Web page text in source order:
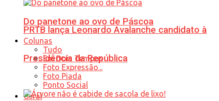
PRTB lança Leonardo Avalanche candidato à
Presidência da República
Geral
Do panetone ao ovo de Páscoa
Colunas
Tudo
Em Dois Tempos
Foto Expressão...
Foto Piada
Ponto Social